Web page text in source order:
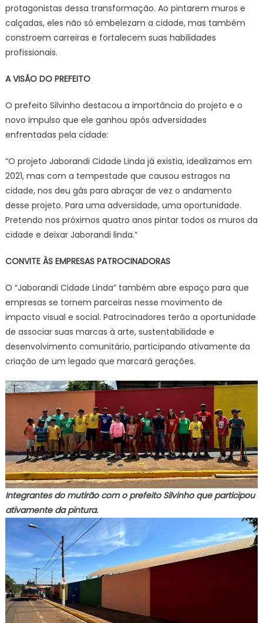
protagonistas dessa transformação. Ao pintarem muros e
calçadas, eles não só embelezam a cidade, mas também
constroem carreiras e fortalecem suas habilidades
profissionais.
A VISÃO DO PREFEITO
O prefeito Silvinho destacou a importância do projeto e o
novo impulso que ele ganhou após adversidades
enfrentadas pela cidade:
“O projeto Jaborandi Cidade Linda já existia, idealizamos em
2021, mas com a tempestade que causou estragos na
cidade, nos deu gás para abraçar de vez o andamento
desse projeto. Para uma adversidade, uma oportunidade.
Pretendo nos próximos quatro anos pintar todos os muros da
cidade e deixar Jaborandi linda.”
CONVITE ÀS EMPRESAS PATROCINADORAS
O “Jaborandi Cidade Linda” também abre espaço para que
empresas se tornem parceiras nesse movimento de
impacto visual e social. Patrocinadores terão a oportunidade
de associar suas marcas à arte, sustentabilidade e
desenvolvimento comunitário, participando ativamente da
criação de um legado que marcará gerações.
Integrantes do mutirão com o prefeito Silvinho que participou
ativamente da pintura.